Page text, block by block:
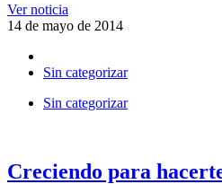
Ver noticia
14 de mayo de 2014
Sin categorizar
Sin categorizar
Creciendo para